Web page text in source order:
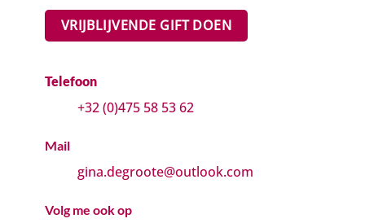
VRIJBLIJVENDE GIFT DOEN
Telefoon
+32 (0)475 58 53 62
Mail
gina.degroote@outlook.com
Volg me ook op